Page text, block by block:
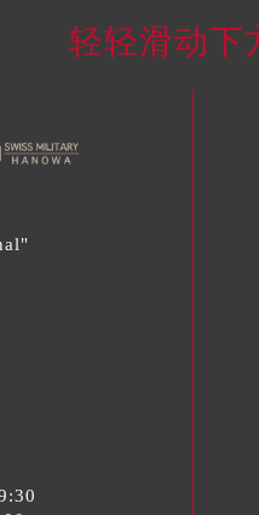
尔区中央街天梭售后服务中
明仁大街天梭售后服务中心
人民南路天梭售后服务中心
区恩和大街天梭售后服务中
林浩特市光明街与额尔敦路
特市兴安大街天梭售后服务
梭售后服务中心（需提前预约
与建设街交叉口天梭售后服
鄯阳西街交汇处天梭售后服
新城大道交叉口天梭售后服
梭售后服务中心（需提前预约
轻轻滑动下